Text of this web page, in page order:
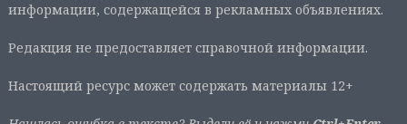
информации, содержащейся в рекламных объявлениях.
Редакция не предоставляет справочной информации.
Настоящий ресурс может содержать материалы 12+